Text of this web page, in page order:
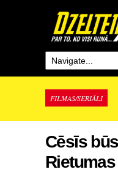
FILMAS/SERIĀLI
Cēsīs